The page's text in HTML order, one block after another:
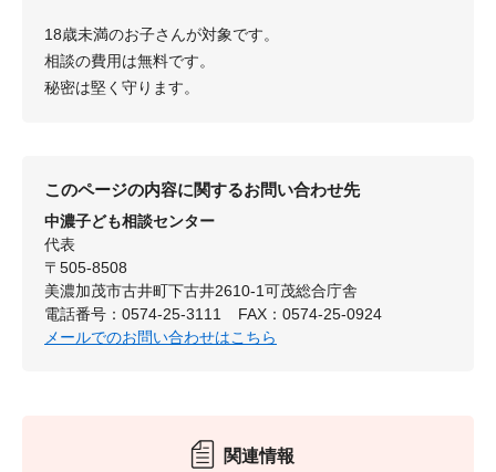
18歳未満のお子さんが対象です。
相談の費用は無料です。
秘密は堅く守ります。
このページの内容に関するお問い合わせ先
中濃子ども相談センター
代表
〒505-8508
美濃加茂市古井町下古井2610-1可茂総合庁舎
電話番号：0574-25-3111
FAX：0574-25-0924
メールでのお問い合わせはこちら
関連情報